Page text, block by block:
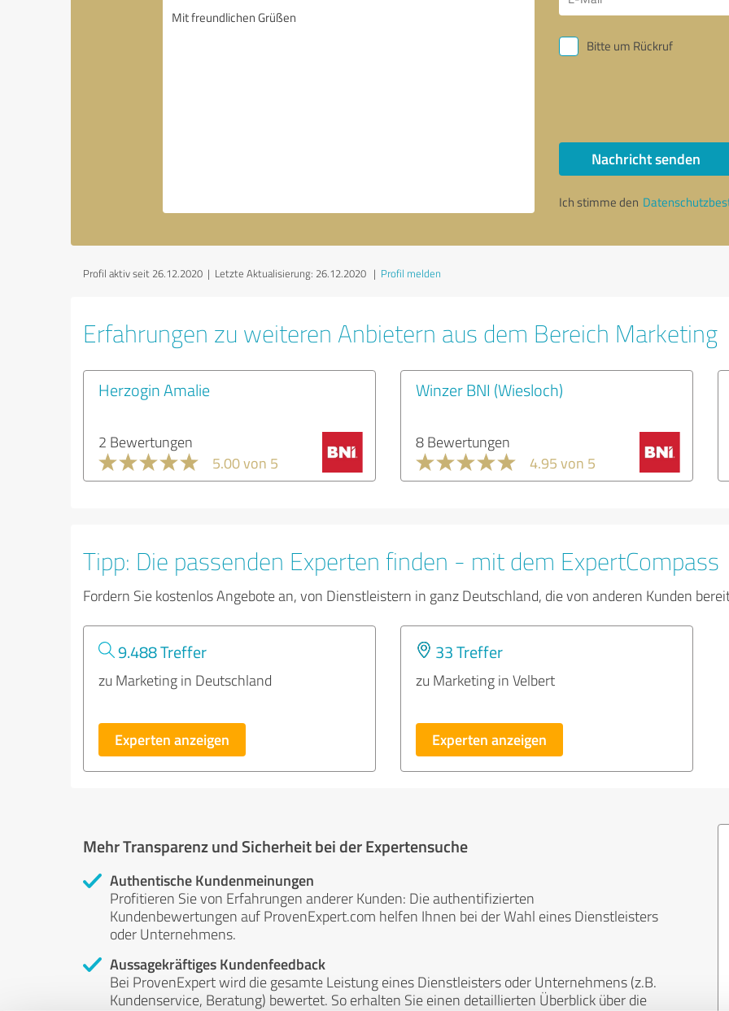
Bitte um Rückruf
Nachricht senden
Ich stimme den
Profil aktiv seit 26.12.2020 | Letzte Aktualisierung: 26.12.2020 | Profil melden
Erfahrungen zu weiteren Anbietern aus dem Bereich Marketing
Herzogin Amalie
2 Bewertungen
5.00 von 5
Winzer BNI (Wiesloch)
8 Bewertungen
4.95 von 5
Tipp: Die passenden Experten finden - mit dem ExpertCompass
Fordern Sie kostenlos Angebote an, von Dienstleistern in ganz Deutschland, die von anderen Kunden
9.488 Treffer
zu Marketing in Deutschland
Experten anzeigen
33 Treffer
zu Marketing in Velbert
Experten anzeigen
Mehr Transparenz und Sicherheit bei der Expertensuche
Authentische Kundenmeinungen
Profitieren Sie von Erfahrungen anderer Kunden: Die authentifizierten
Kundenbewertungen auf ProvenExpert.com helfen Ihnen bei der Wahl eines Dienstleisters
oder Unternehmens.
Aussagekräftiges Kundenfeedback
Bei ProvenExpert wird die gesamte Leistung eines Dienstleisters oder Unternehmens (z.B.
Kundenservice, Beratung) bewertet. So erhalten Sie einen detaillierten Überblick über die